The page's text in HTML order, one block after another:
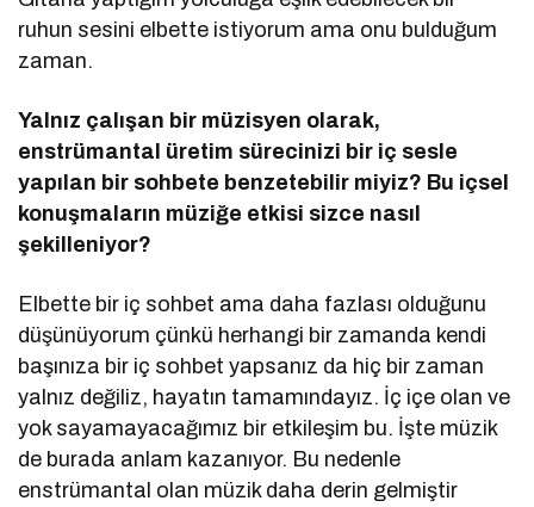
ruhun sesini elbette istiyorum ama onu bulduğum
zaman.
Yalnız çalışan bir müzisyen olarak,
enstrümantal üretim sürecinizi bir iç sesle
yapılan bir sohbete benzetebilir miyiz? Bu içsel
konuşmaların müziğe etkisi sizce nasıl
şekilleniyor?
Elbette bir iç sohbet ama daha fazlası olduğunu
düşünüyorum çünkü herhangi bir zamanda kendi
başınıza bir iç sohbet yapsanız da hiç bir zaman
yalnız değiliz, hayatın tamamındayız. İç içe olan ve
yok sayamayacağımız bir etkileşim bu. İşte müzik
de burada anlam kazanıyor. Bu nedenle
enstrümantal olan müzik daha derin gelmiştir